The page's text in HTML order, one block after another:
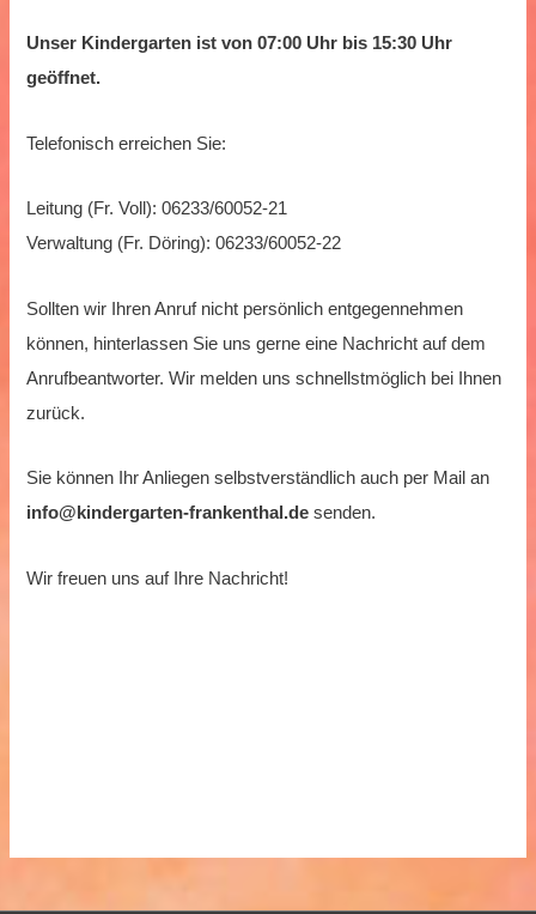
Unser Kindergarten ist von 07:00 Uhr bis 15:30 Uhr
geöffnet.
Telefonisch erreichen Sie:
Leitung (Fr. Voll): 06233/60052-21
Verwaltung (Fr. Döring): 06233/60052-22
Sollten wir Ihren Anruf nicht persönlich entgegennehmen
können, hinterlassen Sie uns gerne eine Nachricht auf dem
Anrufbeantworter. Wir melden uns schnellstmöglich bei Ihnen
zurück.
Sie können Ihr Anliegen selbstverständlich auch per Mail an
info@kindergarten-frankenthal.de senden.
Wir freuen uns auf Ihre Nachricht!